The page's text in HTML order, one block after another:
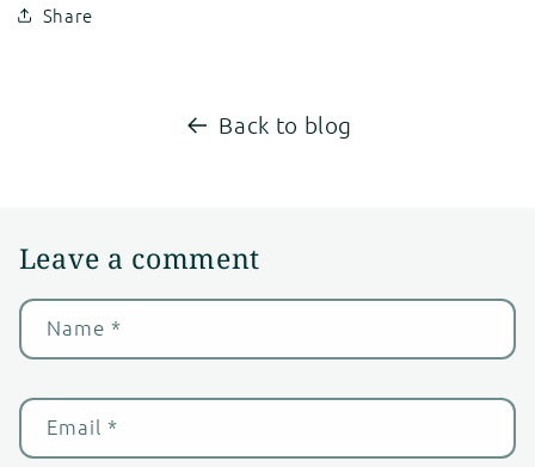
Share
Back to blog
Leave a comment
Name *
Email*